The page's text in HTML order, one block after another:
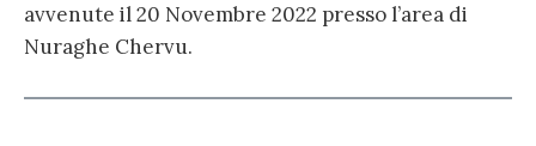
avvenute il 20 Novembre 2022 presso l’area di
Nuraghe Chervu.